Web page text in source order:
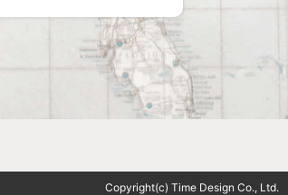
Copyright(c) Time Design Co., Ltd.